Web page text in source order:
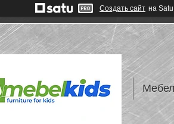
Создать сайт на